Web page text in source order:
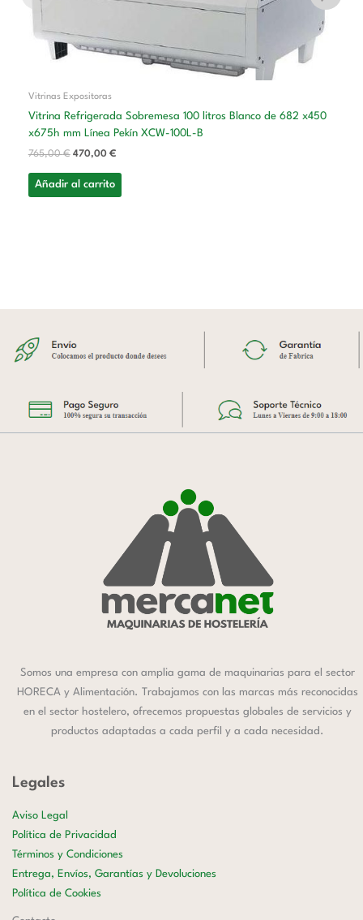
Vitrinas Expositoras
Vitrina Refrigerada Sobremesa 100 litros Blanco de 682 x450
x675h mm Línea Pekín XCW-100L-B
765,00€ 470,00 €
Añadir al carrito
Somos una empresa con amplia gama de maquinarias para el sector
HORECA y Alimentación. Trabajamos con las marcas más reconocidas
en el sector hostelero, ofrecemos propuestas globales de servicios y
productos adaptadas a cada perfil y a cada necesidad.
Legales
Aviso Legal
Política de Privacidad
Términos y Condiciones
Entrega, Envíos, Garantías y Devoluciones
Política de Cookies